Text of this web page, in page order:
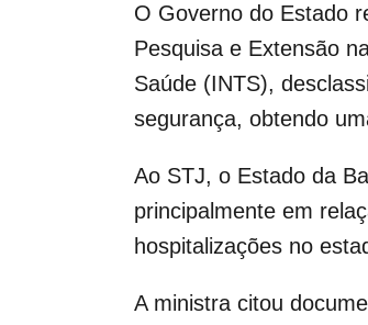
O Governo do Estado
Pesquisa e Extensão
Saúde (INTS),
segurança, obtendo
Ao STJ, o Estado da
principalmente em
hospitalizações no
A ministra citou